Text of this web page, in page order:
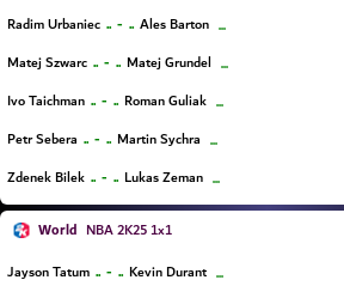
Radim Urbaniec .. - .. Ales Barton ...
Matej Szwarc .. - .. Matej Grundel ...
Ivo Taichman .. - .. Roman Guliak ...
Petr Sebera .. - .. Martin Sychra ...
Zdenek Bilek .. - .. Lukas Zeman ...
World NBA 2K25 1x1
Jayson Tatum .. - .. Kevin Durant ...